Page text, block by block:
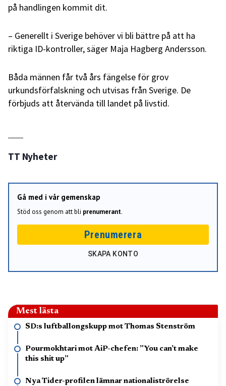
på handlingen kommit dit.
– Generellt i Sverige behöver vi bli bättre på att ha
riktiga ID-kontroller, säger Maja Hagberg Andersson.
Båda männen får två års fängelse för grov
urkundsförfalskning och utvisas från Sverige. De
förbjuds att återvända till landet på livstid.
TT Nyheter
Gå med i vår gemenskap
Stöd oss genom att bli prenumerant.
Prenumerera
SKAPA KONTO
Mest lästa
SD:s luftballongskupp mot Thomas Stenström
Pourmokhtari mot AiP-chefen: ”You can’t make
this shit up”
Nya Tider-profilen lämnar nationaliströrelse